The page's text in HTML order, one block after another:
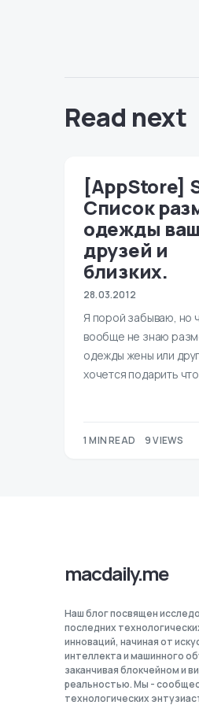
Read next
[AppStore]
Список
одежды
друзей и
близких.
28.03.2012
Я порой забываю, но
вообще не знаю
одежды жены или
хочется подарить
1 MIN READ 9 VIEWS
macdaily.me
Наш блог посвящен
последних
инноваций, начиная от
интеллекта и машинного
заканчивая блокчейном и
реальностью. Мы -
технологических